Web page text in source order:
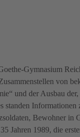
Gymnasium
von
und der Ausbau der,
standen
Bewohner in
Jahren 1989, die